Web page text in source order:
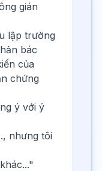
gián
lập trường
bác
của
chứng
ý với ý
nhưng tôi